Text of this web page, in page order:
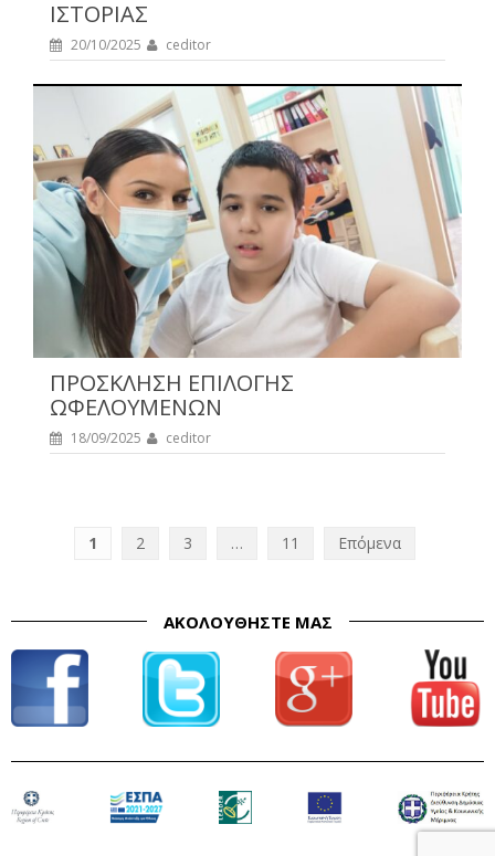
ΙΣΤΟΡΙΑΣ
20/10/2025 ceditor
ΠΡΟΣΚΛΗΣΗ ΕΠΙΛΟΓΗΣ
ΩΦΕΛΟΥΜΕΝΩΝ
18/09/2025 ceditor
ο
ή
γ
η
σ
η
1 2 3 … 11 Επόμενα
ΑΚΟΛΟΥΘΉΣΤΕ ΜΑΣ